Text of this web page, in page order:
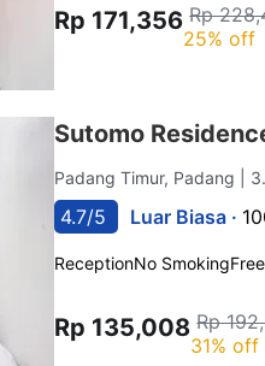
Rp 171,356 Rp
25% off
Sutomo
Padang Timur, Padang |
4.7/5 Luar Biasa ·
ReceptionNo Smoking
Rp 135,008 Rp
31% off